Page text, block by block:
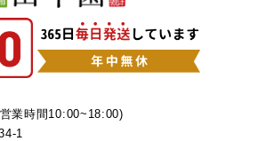
業時間10:00~18:00)
34-1